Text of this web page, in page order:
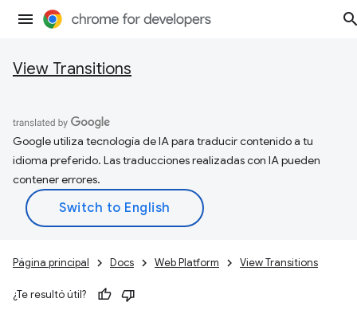
View Transitions
Google utiliza tecnología de IA para traducir contenido a tu
idioma preferido. Las traducciones realizadas con IA pueden
contener errores.
Página principal Docs Web Platform View Transitions
¿Te resultó útil?